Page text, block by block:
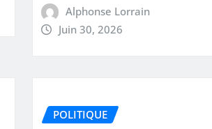
Alphonse Lorrain
Juin 30, 2026
POLITIQUE